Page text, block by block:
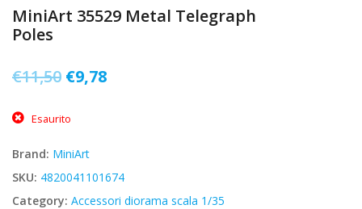
MiniArt 35529 Metal Telegraph
Poles
€11,50 Il
originale
era:
€11,50.
€9,78Il
€9,78.
Esaurito
Brand: MiniArt
SKU: 4820041101674
Category: Accessori diorama scala 1/35